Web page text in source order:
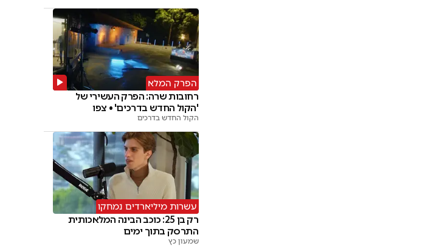
הפרק המלא
רחובות שרה: הפרק העשירי של
'הקול החדש בדרכים' • צפו
הקול החדש בדרכים
עשרות מיליארדים נמחקו
רק בן 25: כוכב הבינה המלאכותית
התרסק בתוך ימים
שמעון כץ